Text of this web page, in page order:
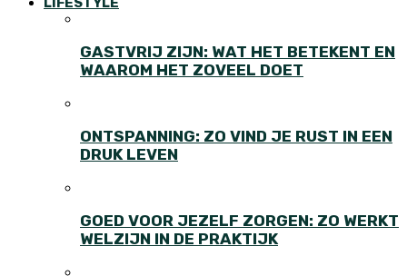
GASTVRIJ ZIJN: WAT HET BETEKENT EN
WAAROM HET ZOVEEL DOET
ONTSPANNING: ZO VIND JE RUST IN EEN
DRUK LEVEN
GOED VOOR JEZELF ZORGEN: ZO WERKT
WELZIJN IN DE PRAKTIJK